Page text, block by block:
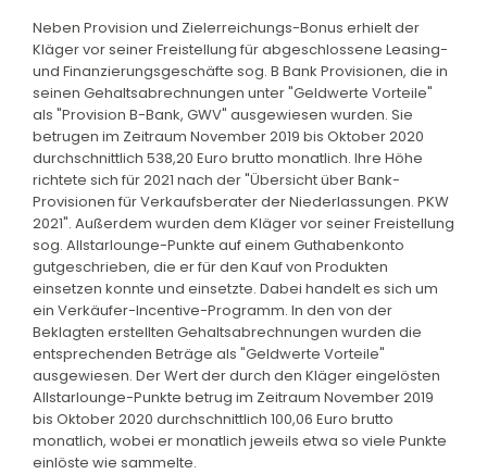
Neben Provision und Zielerreichungs-Bonus erhielt der
Kläger vor seiner Freistellung für abgeschlossene Leasing-
und Finanzierungsgeschäfte sog. B Bank Provisionen, die in
seinen Gehaltsabrechnungen unter "Geldwerte Vorteile"
als "Provision B-Bank, GWV" ausgewiesen wurden. Sie
betrugen im Zeitraum November 2019 bis Oktober 2020
durchschnittlich 538,20 Euro brutto monatlich. Ihre Höhe
richtete sich für 2021 nach der "Übersicht über Bank-
Provisionen für Verkaufsberater der Niederlassungen. PKW
2021". Außerdem wurden dem Kläger vor seiner Freistellung
sog. Allstarlounge-Punkte auf einem Guthabenkonto
gutgeschrieben, die er für den Kauf von Produkten
einsetzen konnte und einsetzte. Dabei handelt es sich um
ein Verkäufer-Incentive-Programm. In den von der
Beklagten erstellten Gehaltsabrechnungen wurden die
entsprechenden Beträge als "Geldwerte Vorteile"
ausgewiesen. Der Wert der durch den Kläger eingelösten
Allstarlounge-Punkte betrug im Zeitraum November 2019
bis Oktober 2020 durchschnittlich 100,06 Euro brutto
monatlich, wobei er monatlich jeweils etwa so viele Punkte
einlöste wie sammelte.